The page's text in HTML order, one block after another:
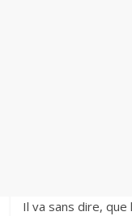
‎Il va sans dire, que